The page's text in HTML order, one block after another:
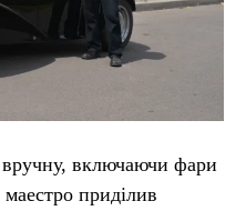
включаючи фари
маестро приділив